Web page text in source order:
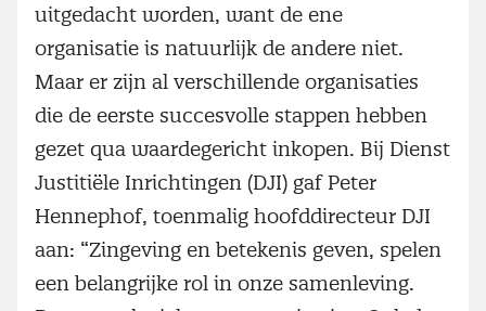
uitgedacht worden, want de ene
organisatie is natuurlijk de andere niet.
Maar er zijn al verschillende organisaties
die de eerste succesvolle stappen hebben
gezet qua waardegericht inkopen. Bij Dienst
Justitiële Inrichtingen (DJI) gaf Peter
Hennephof, toenmalig hoofddirecteur DJI
aan: “Zingeving en betekenis geven, spelen
een belangrijke rol in onze samenleving.